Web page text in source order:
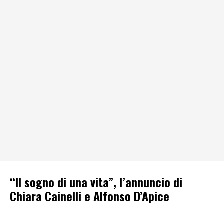
“Il sogno di una vita”, l’annuncio di
Chiara Cainelli e Alfonso D’Apice